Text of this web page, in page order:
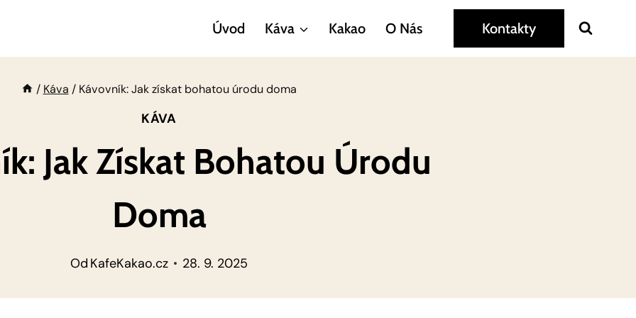
Úvod Káva Kakao O Nás Kontakty
/ Káva / Kávovník: Jak získat bohatou úrodu doma
KÁVA
Jak Získat Bohatou Úrodu
Doma
Od KafeKakao.cz 28. 9. 2025